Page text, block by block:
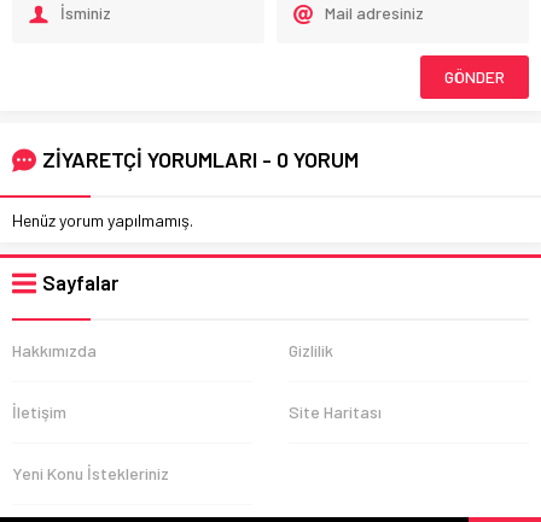
ZİYARETÇİ YORUMLARI - 0 YORUM
Henüz yorum yapılmamış.
Sayfalar
Hakkımızda Gizlilik
İletişim Site Haritası
Yeni Konu İstekleriniz